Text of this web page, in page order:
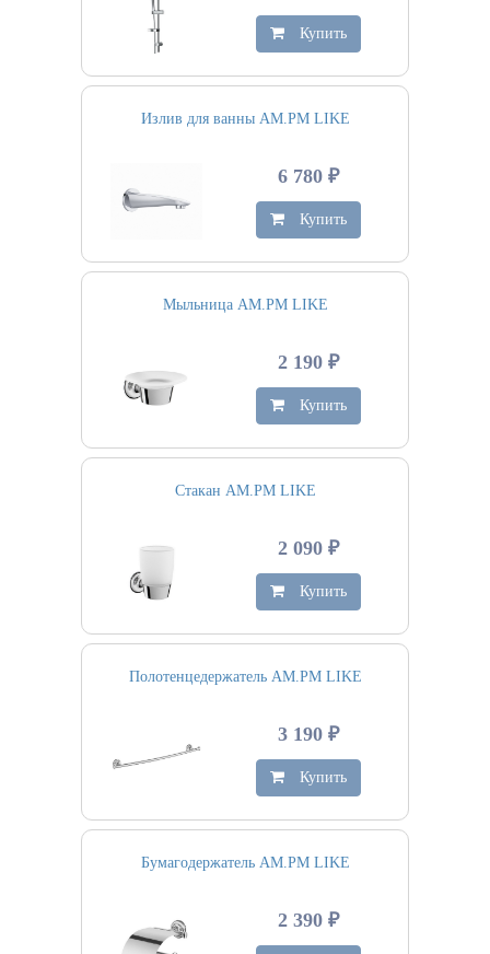
Купить
Излив для ванны AM.PM LIKE
6 780 ₽
Купить
Мыльница AM.PM LIKE
2 190 ₽
Купить
Стакан AM.PM LIKE
2 090 ₽
Купить
Полотенцедержатель AM.PM LIKE
3 190 ₽
Купить
Бумагодержатель AM.PM LIKE
2 390 ₽